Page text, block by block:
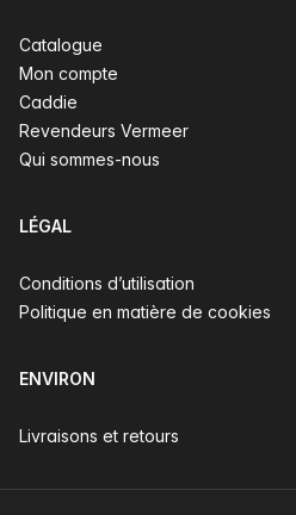
Catalogue
Mon compte
Caddie
Revendeurs Vermeer
Qui sommes-nous
LÉGAL
Conditions d’utilisation
Politique en matière de cookies
ENVIRON
Livraisons et retours